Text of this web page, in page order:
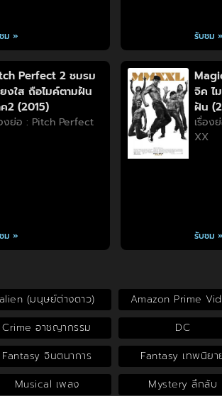
ม » รับชม »
Perfect 2 ชมรม
งใส ถือไมค์ตามฝัน
2 (2015)
งย่อ : Pitch Perfect
ม »
จิค ไ
ฝัน
เรื่อง
XX
รับชม »
alien (มนุษย์ต่างดาว) Amazon Prime
Crime อาชญากรรม DC
Fantasy จินตนาการ Fantasy เทพนิยา
Musical เพลง Mystery ลึกลับ